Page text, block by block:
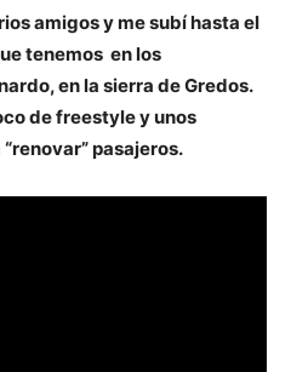
amigos y me subí hasta el
tenemos en los
en la sierra de Gredos.
de freestyle y unos
“renovar” pasajeros.